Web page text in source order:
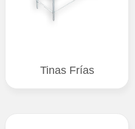
Tinas Frías